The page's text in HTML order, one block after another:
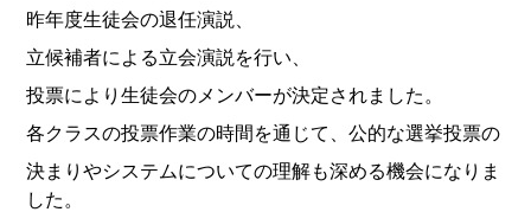
昨年度生徒会の退任演説、
立候補者による立会演説を行い、
投票により生徒会のメンバーが決定されました。
各クラスの投票作業の時間を通じて、公的な選挙投票の
決まりやシステムについての理解も深める機会になりま
した。